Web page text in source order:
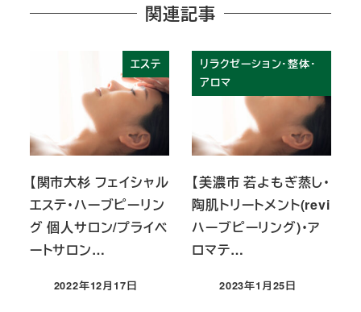
関連記事
エステ
【関市大杉 フェイシャル
エステ・ハーブピーリン
グ 個人サロン/プライベ
ートサロン…
投稿日
2022年12月17日
リラクゼーション・整体・
アロマ
【美濃市 若よもぎ蒸し・
陶肌トリートメント(revi
ハーブピーリング)・ア
ロマテ…
投稿日
2023年1月25日